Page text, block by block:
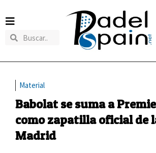
Material
Babolat se suma a
como zapatilla oficial de
Madrid